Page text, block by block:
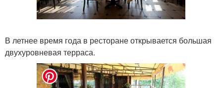
В летнее время года в ресторане открывается большая
двухуровневая терраса.